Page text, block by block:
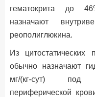
гематокрита до
назначают
реополиглюкина.
Из
обычно назначают
мг/(кг-сут) под
периферической